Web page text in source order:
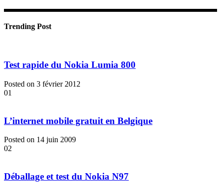
Trending Post
Test rapide du Nokia Lumia 800
Posted on 3 février 2012
01
L’internet mobile gratuit en Belgique
Posted on 14 juin 2009
02
Déballage et test du Nokia N97